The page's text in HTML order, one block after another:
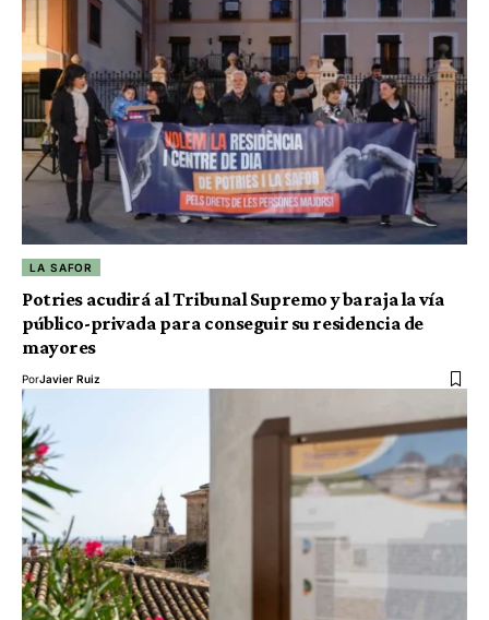
LA SAFOR
Potries acudirá al Tribunal Supremo y baraja la vía
público-privada para conseguir su residencia de
mayores
PorJavier Ruiz